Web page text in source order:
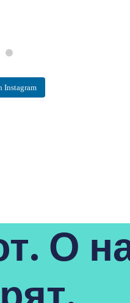
Instagram
О